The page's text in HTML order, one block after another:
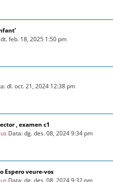
feb. 18, 2025 1:50 pm
dl. oct. 21, 2024 12:38 pm
, examen c1
Data: dg. des. 08, 2024 9:34 pm
Espero veure-vos
Data: dg. des. 08, 2024 9:32 pm